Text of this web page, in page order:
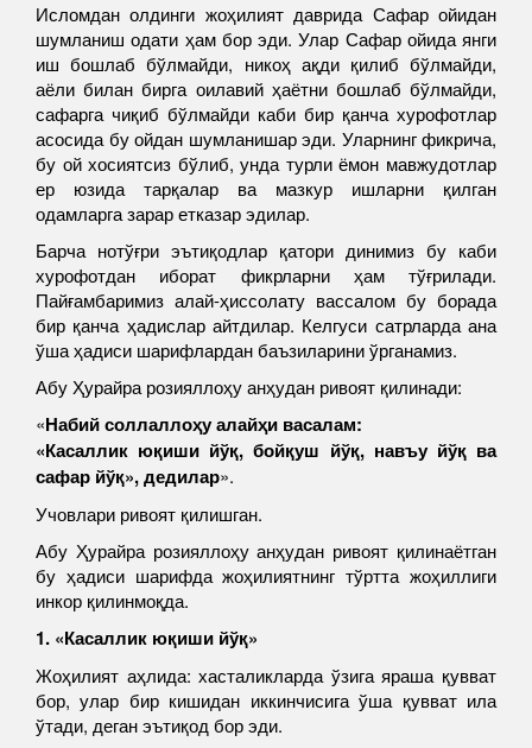
Исломдан олдинги жоҳилият даврида Сафар ойидан
шумланиш одати ҳам бор эди. Улар Сафар ойида янги
иш бошлаб бўлмайди, никоҳ ақди қилиб бўлмайди,
аёли билан бирга оилавий ҳаётни бошлаб бўлмайди,
сафарга чиқиб бўлмайди каби бир қанча хурофотлар
асосида бу ойдан шумланишар эди. Уларнинг фикрича,
бу ой хосиятсиз бўлиб, унда турли ёмон мавжудотлар
ер юзида тарқалар ва мазкур ишларни қилган
одамларга зарар етказар эдилар.
Барча нотўғри эътиқодлар қатори динимиз бу каби
хурофотдан иборат фикрларни ҳам тўғрилади.
Пайғамбаримиз алай-ҳиссолату вассалом бу борада
бир қанча ҳадислар айтдилар. Келгуси сатрларда ана
ўша ҳадиси шарифлардан баъзиларини ўрганамиз.
Абу Ҳурайра розияллоҳу анҳудан ривоят қилинади:
«Набий соллаллоҳу алайҳи васалам:
«Касаллик юқиши йўқ, бойқуш йўқ, навъу йўқ ва
сафар йўқ», дедилар».
Учовлари ривоят қилишган.
Абу Ҳурайра розияллоҳу анҳудан ривоят қилинаётган
бу ҳадиси шарифда жоҳилиятнинг тўртта жоҳиллиги
инкор қилинмоқда.
1. «Касаллик юқиши йўқ»
Жоҳилият аҳлида: хасталикларда ўзига яраша қувват
бор, улар бир кишидан иккинчисига ўша қувват ила
ўтади, деган эътиқод бор эди.